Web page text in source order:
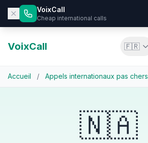
VoixCall
Cheap international calls
VoixCall 🇫🇷
Accueil / Appels internationaux pas chers
🇳🇦